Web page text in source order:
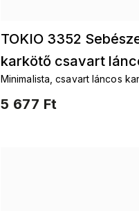
TOKIO 3352
karkötő csavart
5 677 Ft
Minimalista, csavart láncos